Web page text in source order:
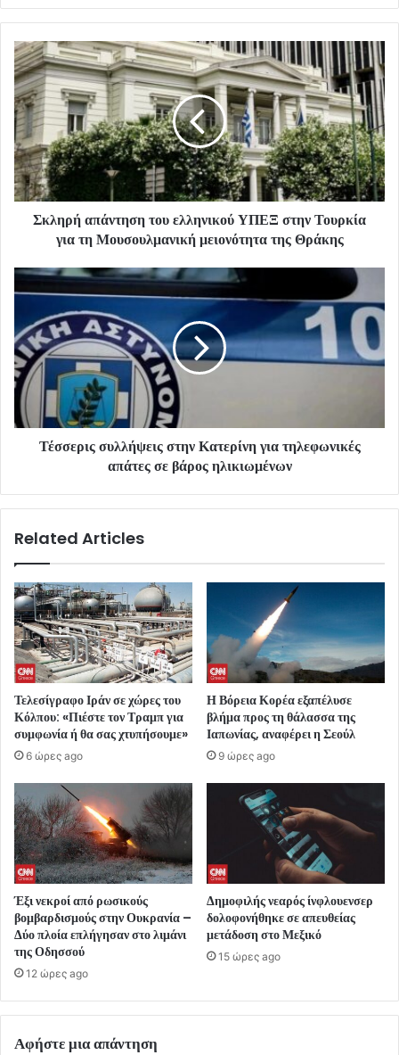
Σκληρή απάντηση του ελληνικού ΥΠΕΞ στην Τουρκία
για τη Μουσουλμανική μειονότητα της Θράκης
Τέσσερις συλλήψεις στην Κατερίνη για τηλεφωνικές
απάτες σε βάρος ηλικιωμένων
Related Articles
Τελεσίγραφο Ιράν σε χώρες του
Κόλπου: «Πιέστε τον Τραμπ για
συμφωνία ή θα σας χτυπήσουμε»
6 ώρες ago
Η Βόρεια Κορέα εξαπέλυσε
βλήμα προς τη θάλασσα της
Ιαπωνίας, αναφέρει η Σεούλ
9 ώρες ago
Έξι νεκροί από ρωσικούς
βομβαρδισμούς στην Ουκρανία –
Δύο πλοία επλήγησαν στο λιμάνι
της Οδησσού
12 ώρες ago
Δημοφιλής νεαρός ίνφλουενσερ
δολοφονήθηκε σε απευθείας
μετάδοση στο Μεξικό
15 ώρες ago
Αφήστε μια απάντηση